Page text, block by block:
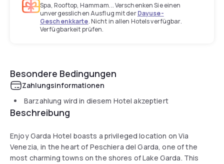
Spa, Rooftop, Hammam... Verschenken Sie einen
unvergesslichen Ausflug mit derDayuse-
Geschenkkarte. Nicht in allen Hotels verfügbar.
Verfügbarkeit prüfen.
Besondere Bedingungen
Zahlungsinformationen
Barzahlung wird in diesem Hotel akzeptiert
Beschreibung
Enjoy Garda Hotel boasts a privileged location on Via
Venezia, in the heart of Peschiera del Garda, one of the
most charming towns on the shores of Lake Garda. This